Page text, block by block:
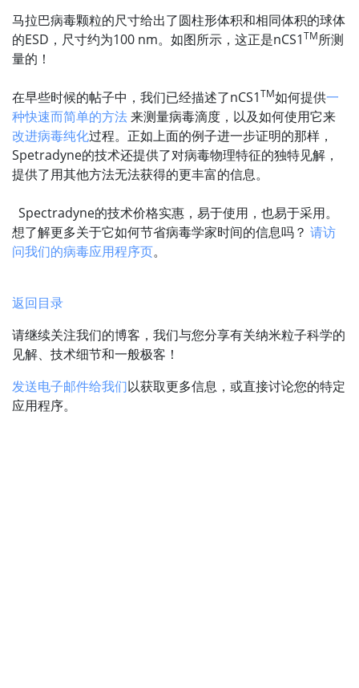
马拉巴病毒颗粒的尺寸给出了圆柱形体积和相同体积的球体
的ESD，尺寸约为100 nm。如图所示，这正是nCS1TM所测
量的！
在早些时候的帖子中，我们已经描述了nCS1TM如何提供一
种快速而简单的方法来测量病毒滴度，以及如何使用它来
改进病毒纯化过程。正如上面的例子进一步证明的那样，
Spetradyne的技术还提供了对病毒物理特征的独特见解，
提供了用其他方法无法获得的更丰富的信息。
Spectradyne的技术价格实惠，易于使用，也易于采用。
想了解更多关于它如何节省病毒学家时间的信息吗？ 请访
问我们的病毒应用程序页。
返回目录
请继续关注我们的博客，我们与您分享有关纳米粒子科学的
见解、技术细节和一般极客！
发送电子邮件给我们以获取更多信息，或直接讨论您的特定
应用程序。